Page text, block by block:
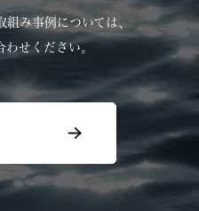
み事例については、
せください。